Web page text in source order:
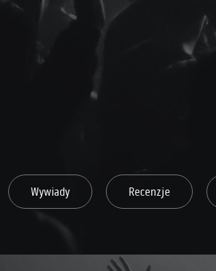
Wywiady Recenzje